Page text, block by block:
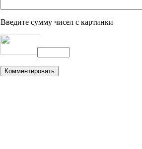
Введите сумму чисел с картинки